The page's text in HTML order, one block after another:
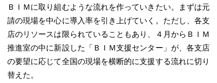
ＢＩＭに取り組むような流れを作っていきたい。まずは元
請の現場を中心に導入率を引き上げていく。ただし、各支
店のリソースは限られていることもあり、４月からＢＩＭ
推進室の中に新設した「ＢＩＭ支援センター」が、各支店
の要望に応じて全国の現場を横断的に支援する流れに切り
替えた。